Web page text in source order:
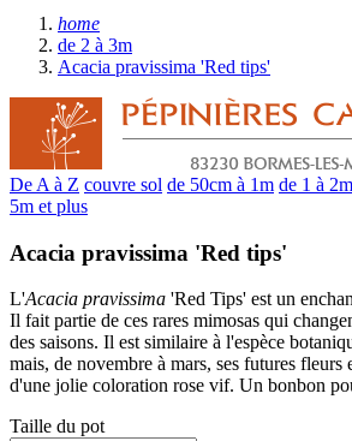
home
de 2 à 3m
Acacia pravissima 'Red tips'
De A à Z couvre sol de 50cm à 1m de 1 à 2m
5m et plus
Acacia pravissima 'Red tips'
L'Acacia pravissima 'Red Tips' est un
Il fait partie de ces rares mimosas qui
des saisons. Il est similaire à l'espèce
mais, de novembre à mars, ses futures fleurs
d'une jolie coloration rose vif. Un bonbon
Taille du pot